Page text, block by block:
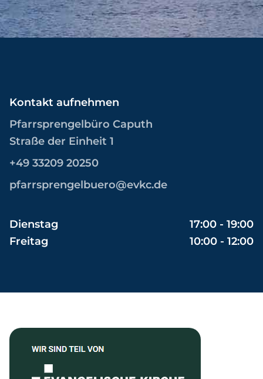
Kontakt aufnehmen
Pfarrsprengelbüro Caputh
Straße der Einheit 1
+49 33209 20250
pfarrsprengelbuero@evkc.de
Dienstag
17:00 - 19:00
Freitag
10:00 - 12:00